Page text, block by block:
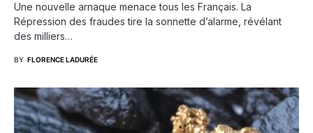
Une nouvelle arnaque menace tous les Français. La
Répression des fraudes tire la sonnette d’alarme, révélant
des milliers…
BY FLORENCE LADURÉE